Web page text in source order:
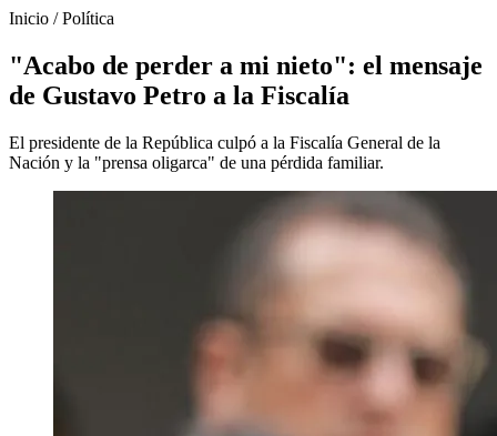
Inicio /Política
"Acabo de perder a mi nieto": el mensaje
de Gustavo Petro a la Fiscalía
El presidente de la República culpó a la Fiscalía General de la
Nación y la "prensa oligarca" de una pérdida familiar.